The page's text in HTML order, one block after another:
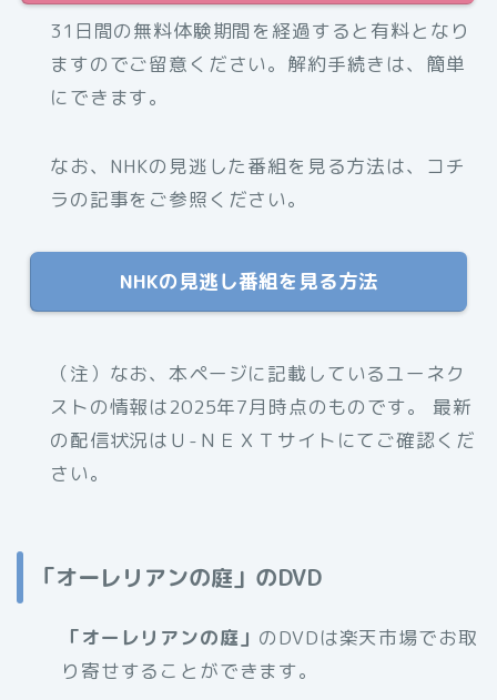
31日間の無料体験期間を経過すると有料となり
ますのでご留意ください。解約手続きは、簡単
にできます。
なお、NHKの見逃した番組を見る方法は、コチ
ラの記事をご参照ください。
NHKの見逃し番組を見る方法
（注）なお、本ページに記載しているユーネク
ストの情報は2025年7月時点のものです。 最新
の配信状況はＵ-ＮＥＸＴサイトにてご確認くだ
さい。
「オーレリアンの庭」のDVD
「オーレリアンの庭 」 のDVDは楽天市場でお取
り寄せすることができます。